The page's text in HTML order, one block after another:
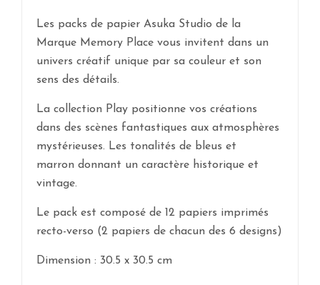
Les packs de papier Asuka Studio de la
Marque Memory Place vous invitent dans un
univers créatif unique par sa couleur et son
sens des détails.
La collection Play positionne vos créations
dans des scènes fantastiques aux atmosphères
mystérieuses. Les tonalités de bleus et
marron donnant un caractère historique et
vintage.
Le pack est composé de 12 papiers imprimés
recto-verso (2 papiers de chacun des 6 designs)
Dimension : 30.5 x 30.5 cm